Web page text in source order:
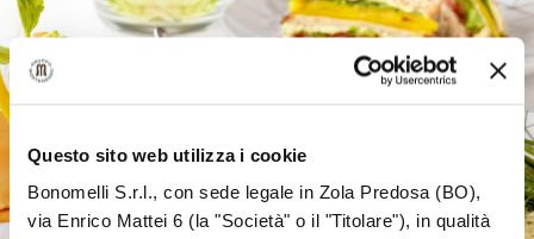
Questo sito web utilizza i cookie
Bonomelli S.r.l., con sede legale in Zola Predosa (BO),
via Enrico Mattei 6 (la "Società" o il "Titolare"), in qualità